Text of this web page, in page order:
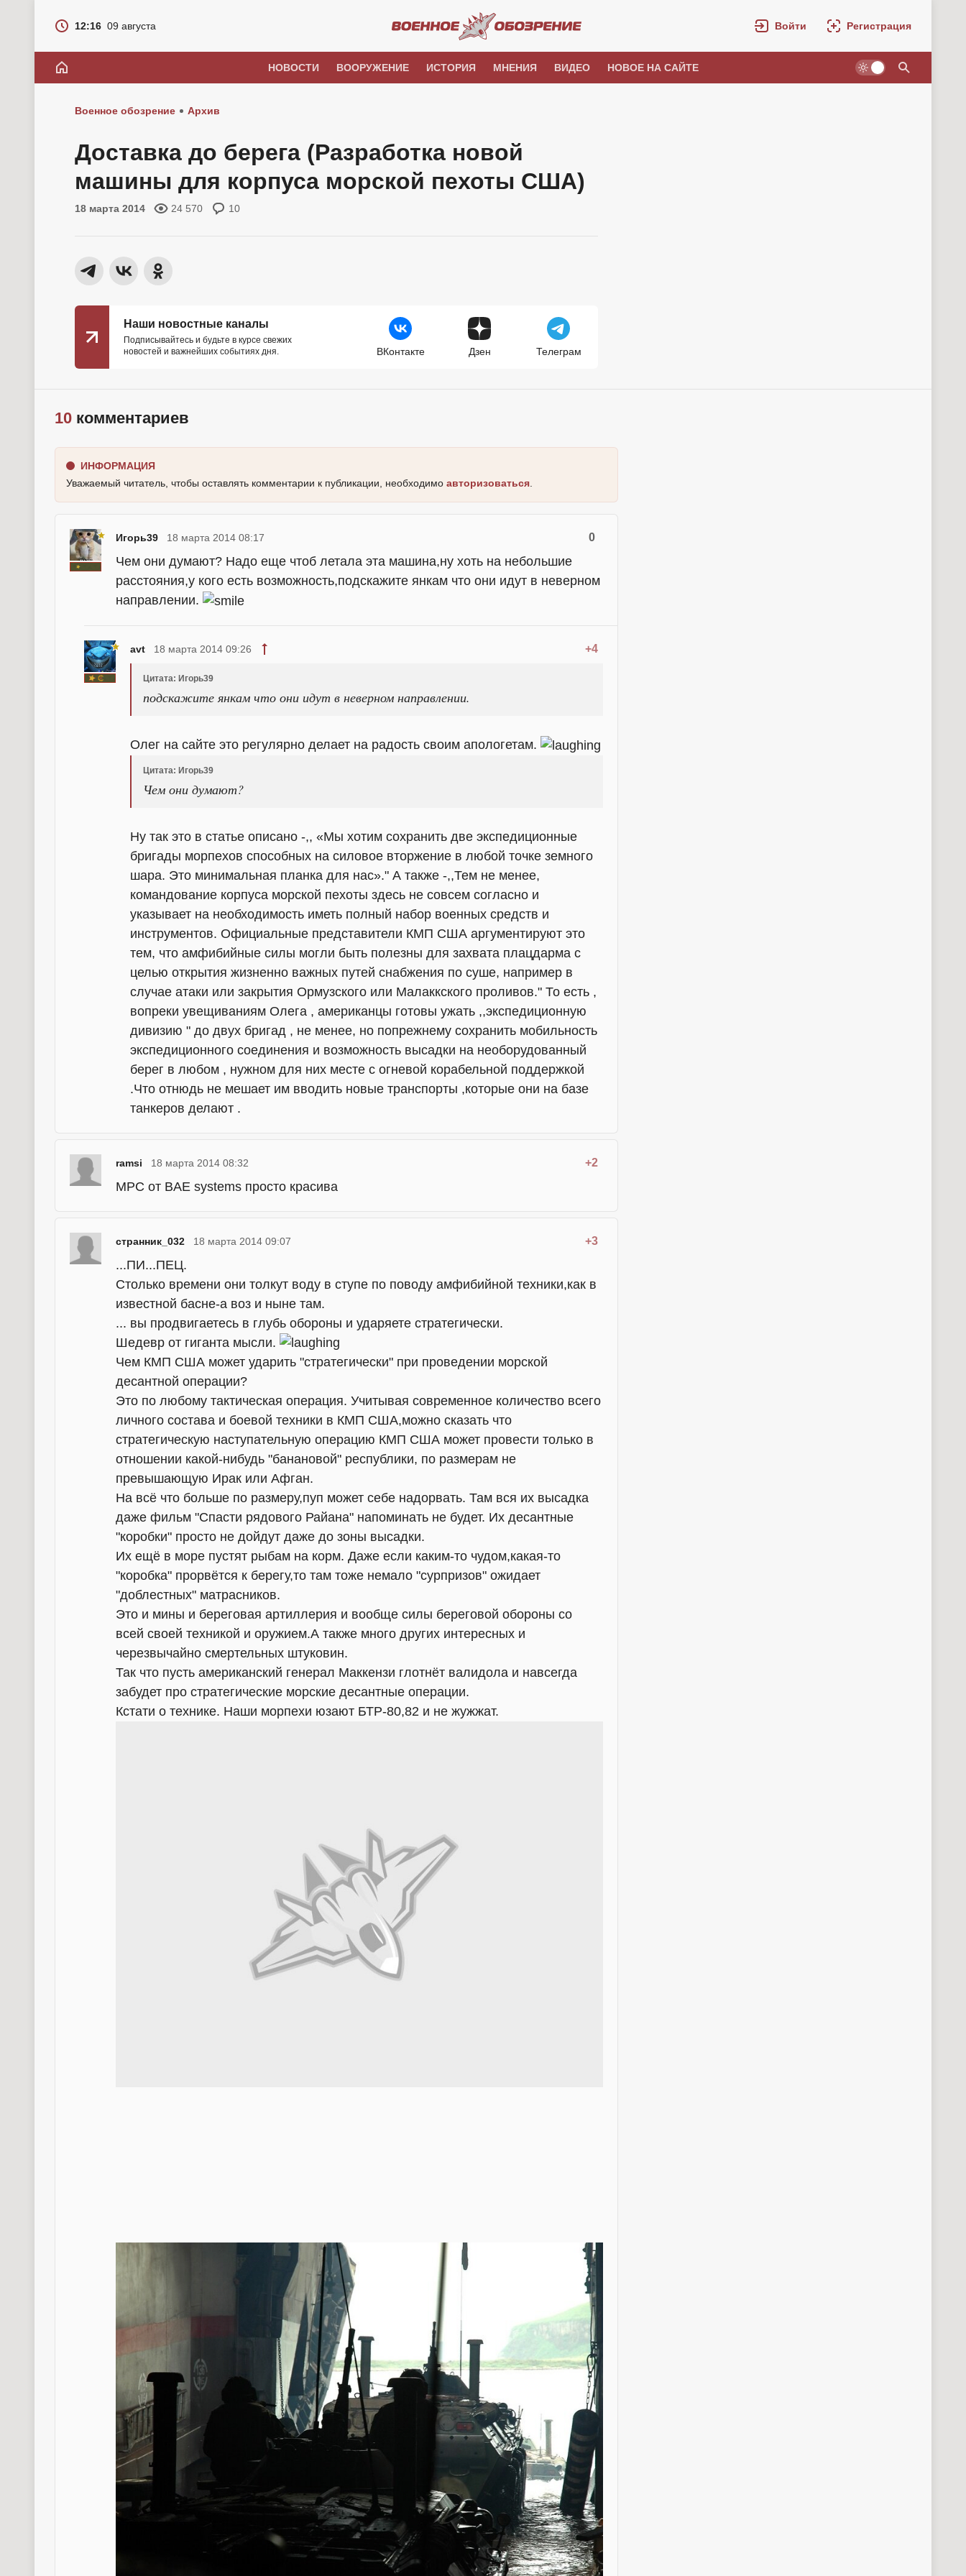
12:16 09 августа Войти Регистрация
НОВОСТИ ВООРУЖЕНИЕ ИСТОРИЯ МНЕНИЯ ВИДЕО НОВОЕ НА САЙТЕ
Военное обозрение Архив
Доставка до берега (Разработка новой
машины для корпуса морской пехоты США)
18 марта 2014 24 570 10
Наши новостные каналы
Подписывайтесь и будьте в курсе свежих
новостей и важнейших событиях дня.
ВКонтакте Дзен Телеграм
10 комментариев
ИНФОРМАЦИЯ
Уважаемый читатель, чтобы оставлять комментарии к публикации, необходимо авторизоваться
Игорь39 0
18 марта 2014 08:17
Чем они думают? Надо еще чтоб летала эта машина,ну хоть на небольшие
расстояния,у кого есть возможность,подскажите янкам что они идут в неверном
направлении.
avt +4
18 марта 2014 09:26
Цитата: Игорь39
подскажите янкам что они идут в неверном направлении.
Олег на сайте это регулярно делает на радость своим апологетам.
Цитата: Игорь39
Чем они думают?
Ну так это в статье описано -,, «Мы хотим сохранить две экспедиционные
бригады морпехов способных на силовое вторжение в любой точке земного
шара. Это минимальная планка для нас»." А также -,,Тем не менее,
командование корпуса морской пехоты здесь не совсем согласно и
указывает на необходимость иметь полный набор военных средств и
инструментов. Официальные представители КМП США аргументируют это
тем, что амфибийные силы могли быть полезны для захвата плацдарма с
целью открытия жизненно важных путей снабжения по суше, например в
случае атаки или закрытия Ормузского или Малаккского проливов." То есть ,
вопреки увещиваниям Олега , американцы готовы ужать ,,экспедиционную
дивизию " до двух бригад , не менее, но попрежнему сохранить мобильность
экспедиционного соединения и возможность высадки на необорудованный
берег в любом , нужном для них месте с огневой корабельной поддержкой
.Что отнюдь не мешает им вводить новые транспорты ,которые они на базе
танкеров делают .
ramsi +2
18 марта 2014 08:32
MPC от BAE systems просто красива
странник_032 +3
18 марта 2014 09:07
...ПИ...ПЕЦ.
Столько времени они толкут воду в ступе по поводу амфибийной техники,как в
известной басне-а воз и ныне там.
... вы продвигаетесь в глубь обороны и ударяете стратегически.
Шедевр от гиганта мысли.
Чем КМП США может ударить "стратегически" при проведении морской
десантной операции?
Это по любому тактическая операция. Учитывая современное количество всего
личного состава и боевой техники в КМП США,можно сказать что
стратегическую наступательную операцию КМП США может провести только в
отношении какой-нибудь "банановой" республики, по размерам не
превышающую Ирак или Афган.
На всё что больше по размеру,пуп может себе надорвать. Там вся их высадка
даже фильм "Спасти рядового Райана" напоминать не будет. Их десантные
"коробки" просто не дойдут даже до зоны высадки.
Их ещё в море пустят рыбам на корм. Даже если каким-то чудом,какая-то
"коробка" прорвётся к берегу,то там тоже немало "сурпризов" ожидает
"доблестных" матрасников.
Это и мины и береговая артиллерия и вообще силы береговой обороны со
всей своей техникой и оружием.А также много других интересных и
черезвычайно смертельных штуковин.
Так что пусть американский генерал Маккензи глотнёт валидола и навсегда
забудет про стратегические морские десантные операции.
Кстати о технике. Наши морпехи юзают БТР-80,82 и не жужжат.